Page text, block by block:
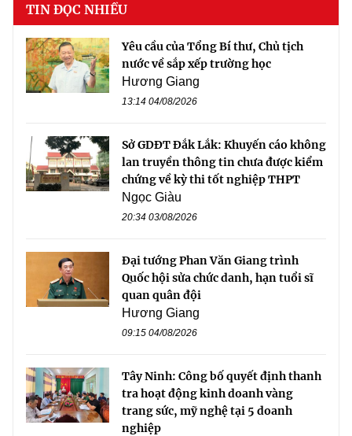
TIN ĐỌC NHIỀU
Yêu cầu của Tổng Bí thư, Chủ tịch
nước về sắp xếp trường học
Hương Giang
13:14 04/08/2026
Sở GDĐT Đắk Lắk: Khuyến cáo không
lan truyền thông tin chưa được kiểm
chứng về kỳ thi tốt nghiệp THPT
Ngọc Giàu
20:34 03/08/2026
Đại tướng Phan Văn Giang trình
Quốc hội sửa chức danh, hạn tuổi sĩ
quan quân đội
Hương Giang
09:15 04/08/2026
Tây Ninh: Công bố quyết định thanh
tra hoạt động kinh doanh vàng
trang sức, mỹ nghệ tại 5 doanh
nghiệp